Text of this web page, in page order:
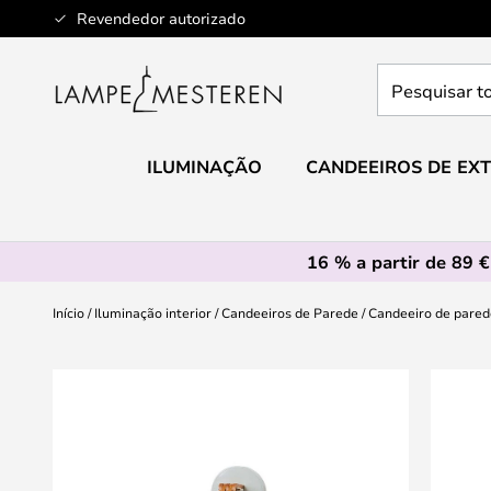
Revendedor autorizado
Ir
para
Conteúdo
toda
loja
ILUMINAÇÃO CANDEEIROS DE
16 % a partir de 89 €
Início Iluminação interior Candeeiros de Parede Candeeiro de